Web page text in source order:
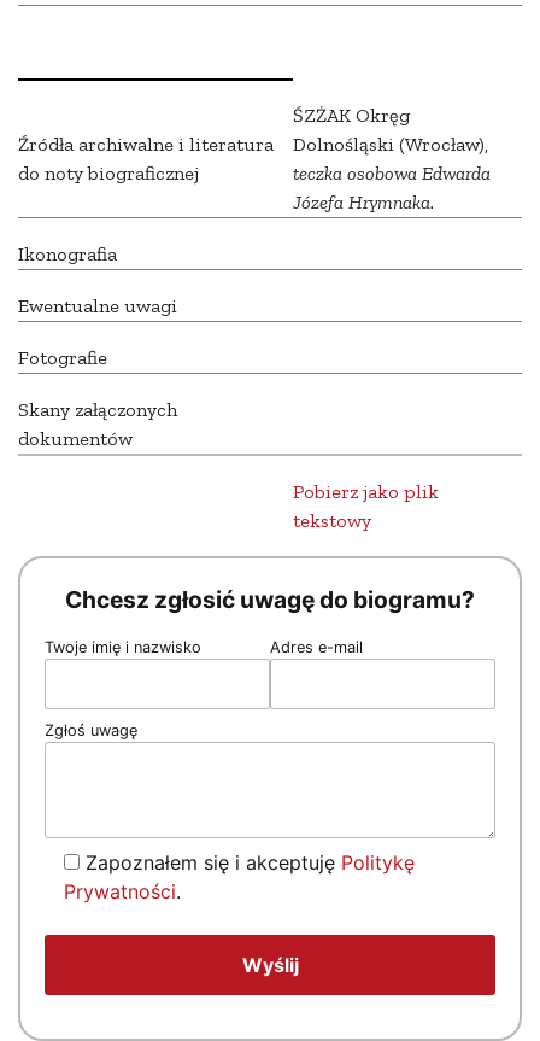
Źródła archiwalne i literatura
do noty biograficznej
ŚZŻAK Okręg
Dolnośląski (Wrocław),
teczka osobowa Edwarda
Józefa Hrymnaka.
Ikonografia
Ewentualne uwagi
Fotografie
Skany załączonych
dokumentów
Pobierz jako plik
tekstowy
Chcesz zgłosić uwagę do biogramu?
Twoje imię i nazwisko Adres e-mail
Zgłoś uwagę
Zapoznałem się i akceptuję Politykę
Prywatności.